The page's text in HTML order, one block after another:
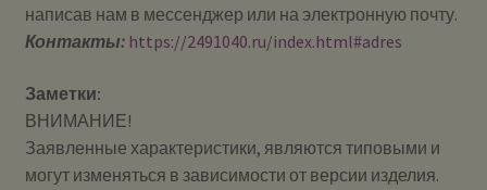
написав нам в мессенджер или на электронную почту.
Контакты: https://2491040.ru/index.html#adres
Заметки:
ВНИМАНИЕ!
Заявленные характеристики, являются типовыми и
могут изменяться в зависимости от версии изделия.